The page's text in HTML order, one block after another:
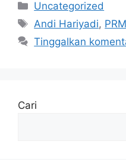
Kategori
Uncategorized
Tag
Andi Hariyadi,
Tinggalkan
Cari